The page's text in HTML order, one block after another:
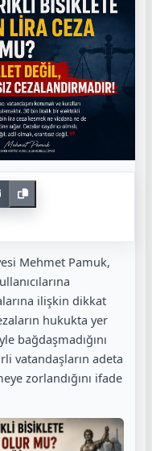
Mehmet Pamuk,
ilişkin dikkat
hukukta yer
bağdaşmadığını
vatandaşların adeta
zorlandığını ifade